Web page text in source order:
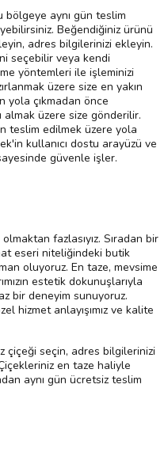
bölgeye aynı gün teslim
Beğendiğiniz ürünü
adres bilgilerinizi ekleyin.
seçebilir veya kendi
yöntemleri ile işleminizi
üzere size en yakın
yola çıkmadan önce
almak üzere size gönderilir.
teslim edilmek üzere yola
kullanıcı dostu arayüzü ve
güvenle işler.
fazlasıyız. Sıradan bir
eseri niteliğindeki butik
oluyoruz. En taze, mevsime
estetik dokunuşlarıyla
bir deneyim sunuyoruz.
hizmet anlayışımız ve kalite
çiçeği seçin, adres bilgilerinizi
en taze haliyle
aynı gün ücretsiz teslim